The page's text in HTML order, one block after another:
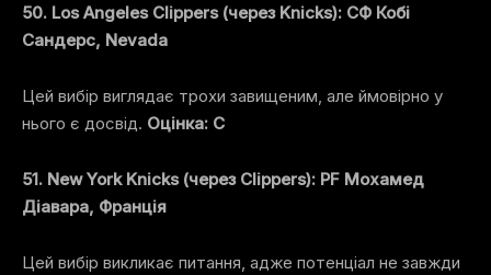
50. Los Angeles Clippers (через Knicks): СФ Кобі
Сандерс, Nevada
Цей вибір виглядає трохи завищеним, але ймовірно у
нього є досвід. Оцінка: C
51. New York Knicks (через Clippers): PF Мохамед
Діавара, Франція
Цей вибір викликає питання, адже потенціал не завжди